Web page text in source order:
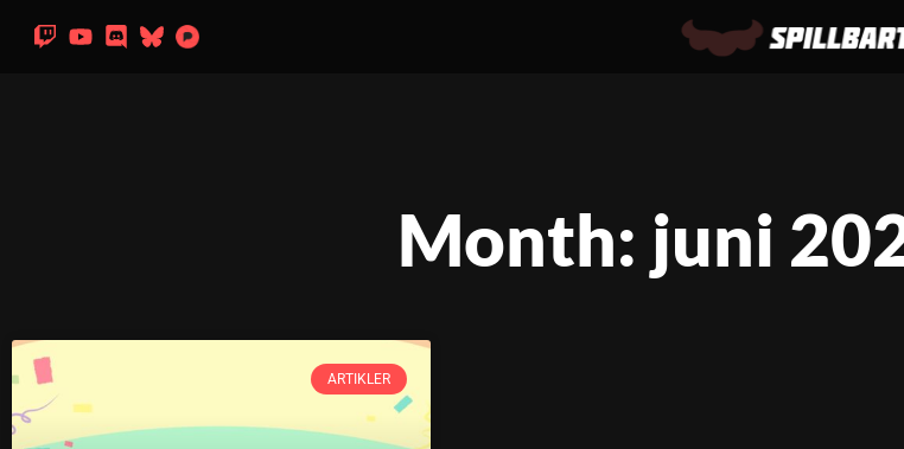
Month: juni
ARTIKLER